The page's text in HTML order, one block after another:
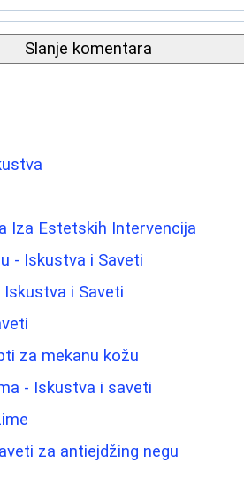
Slanje komentara
Iza Estetskih Intervencija
- Iskustva i Saveti
i Saveti
za mekanu kožu
- Iskustva i saveti
za antiejdžing negu